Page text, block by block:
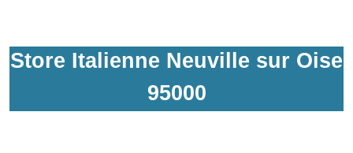
Store Italienne Neuville sur Oise
95000